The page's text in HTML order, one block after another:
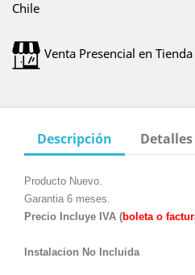
Chile
Venta Presencial en Tienda
Descripción
Producto Nuevo.
Garantia 6 meses.
Precio Incluye IVA (boleta o
Instalacion No Incluida